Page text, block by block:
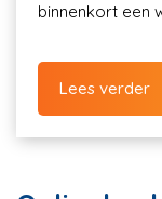
binnenkort een
Lees verder